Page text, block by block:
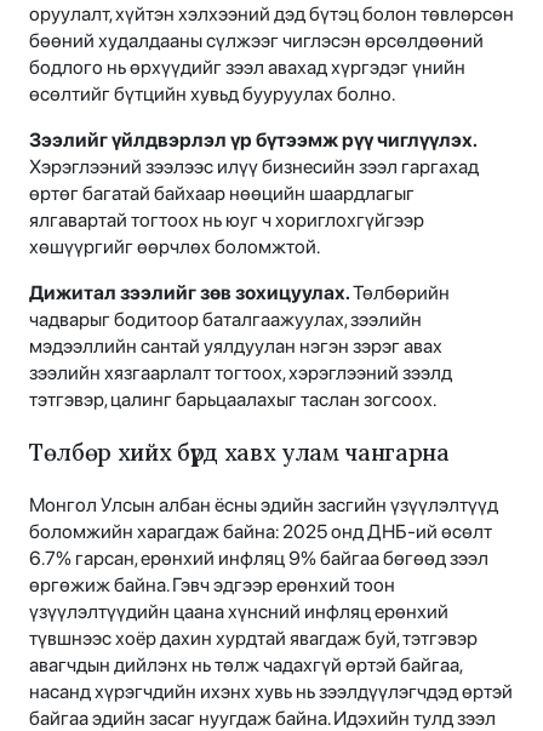
оруулалт, хүйтэн хэлхээний дэд бүтэц болон төвлөрсөн
бөөний худалдааны сүлжээг чиглэсэн өрсөлдөөний
бодлого нь өрхүүдийг зээл авахад хүргэдэг үнийн
өсөлтийг бүтцийн хувьд бууруулах болно.
Зээлийг үйлдвэрлэл үр бүтээмж рүү чиглүүлэх.
Хэрэглээний зээлээс илүү бизнесийн зээл гаргахад
өртөг багатай байхаар нөөцийн шаардлагыг
ялгавартай тогтоох нь юуг ч хориглохгүйгээр
хөшүүргийг өөрчлөх боломжтой.
Дижитал зээлийг зөв зохицуулах.Төлбөрийн
чадварыг бодитоор баталгаажуулах, зээлийн
мэдээллийн сантай уялдуулан нэгэн зэрэг авах
зээлийн хязгаарлалт тогтоох, хэрэглээний зээлд
тэтгэвэр, цалинг барьцаалахыг таслан зогсоох.
Төлбөр хийх бүрд хавх улам чангарна
Монгол Улсын албан ёсны эдийн засгийн үзүүлэлтүүд
боломжийн харагдаж байна: 2025 онд ДНБ-ий өсөлт
6.7% гарсан, ерөнхий инфляц 9% байгаа бөгөөд зээл
өргөжиж байна. Гэвч эдгээр ерөнхий тоон
үзүүлэлтүүдийн цаана хүнсний инфляц ерөнхий
түвшнээс хоёр дахин хурдтай явагдаж буй, тэтгэвэр
авагчдын дийлэнх нь төлж чадахгүй өртэй байгаа,
насанд хүрэгчдийн ихэнх хувь нь зээлдүүлэгчдэд өртэй
байгаа эдийн засаг нуугдаж байна. Идэхийн тулд зээл